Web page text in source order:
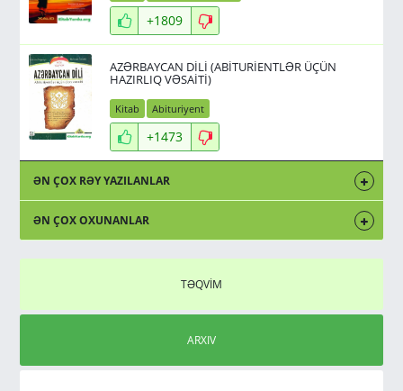
+1809
AZƏRBAYCAN DİLİ (ABİTURİENTLƏR ÜÇÜN
HAZIRLIQ VƏSAİTİ)
Kitab Abituriyent
+1473
ƏN ÇOX RƏY YAZILANLAR
ƏN ÇOX OXUNANLAR
TƏQVİM
ARXIV